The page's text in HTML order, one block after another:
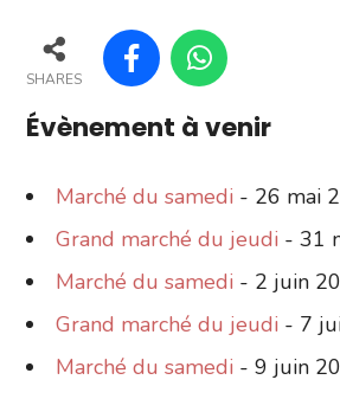
SHARES
Évènement à venir
Marché du samedi - 26 mai
Grand marché du jeudi - 31
Marché du samedi - 2 juin
Grand marché du jeudi - 7
Marché du samedi - 9 juin